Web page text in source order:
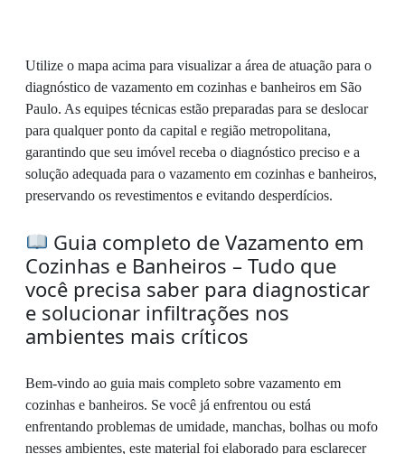
Utilize o mapa acima para visualizar a área de atuação para o
diagnóstico de vazamento em cozinhas e banheiros em São
Paulo. As equipes técnicas estão preparadas para se deslocar
para qualquer ponto da capital e região metropolitana,
garantindo que seu imóvel receba o diagnóstico preciso e a
solução adequada para o vazamento em cozinhas e banheiros,
preservando os revestimentos e evitando desperdícios.
Guia completo de Vazamento em
Cozinhas e Banheiros – Tudo que
você precisa saber para diagnosticar
e solucionar infiltrações nos
ambientes mais críticos
Bem-vindo ao guia mais completo sobre vazamento em
cozinhas e banheiros. Se você já enfrentou ou está
enfrentando problemas de umidade, manchas, bolhas ou mofo
nesses ambientes, este material foi elaborado para esclarecer